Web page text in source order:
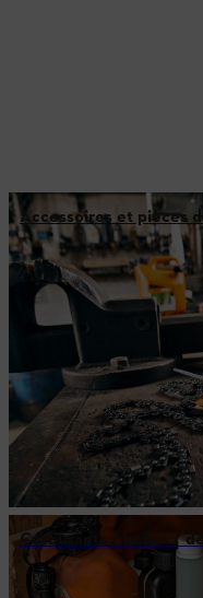
Accessoires et pièces
Carburants / huiles /